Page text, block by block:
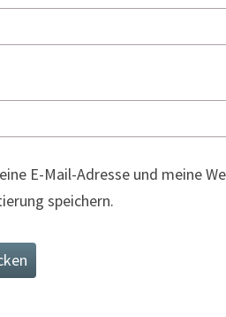
E-Mail-Adresse und meine
speichern.